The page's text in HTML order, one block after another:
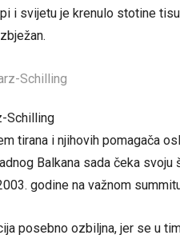
i svijetu je krenulo stotine
Schilling
tirana i njihovih pomagača
Balkana sada čeka
godine na važnom
posebno ozbiljna, jer se u